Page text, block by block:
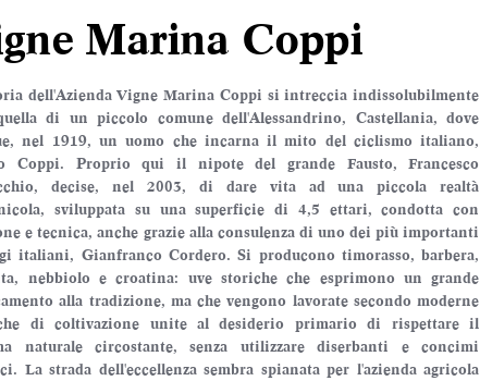
Marina Coppi
dell'Azienda Vigne Marina Coppi si intreccia indissolubilmente
di un piccolo comune dell'Alessandrino, Castellania, dove
nel 1919, un uomo che incarna il mito del ciclismo italiano,
Coppi. Proprio qui il nipote del grande Fausto, Francesco
decise, nel 2003, di dare vita ad una piccola realtà
sviluppata su una superficie di 4,5 ettari, condotta con
e tecnica, anche grazie alla consulenza di uno dei più importanti
italiani, Gianfranco Cordero. Si producono timorasso, barbera,
nebbiolo e croatina: uve storiche che esprimono un grande
alla tradizione, ma che vengono lavorate secondo moderne
di coltivazione unite al desiderio primario di rispettare il
naturale circostante, senza utilizzare diserbanti e concimi
La strada dell'eccellenza sembra spianata per l'azienda agricola